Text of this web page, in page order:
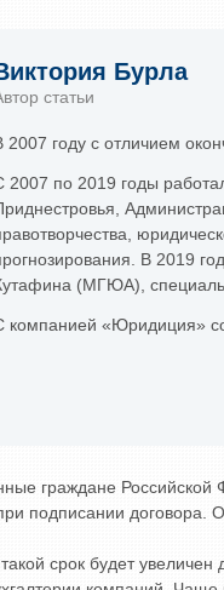
Бурла
статьи
2007 году с отличием
2007 по 2019 годы
В 2019
(МГЮА),
компанией «Юридиция»
граждане
подписании договора.
срок будет